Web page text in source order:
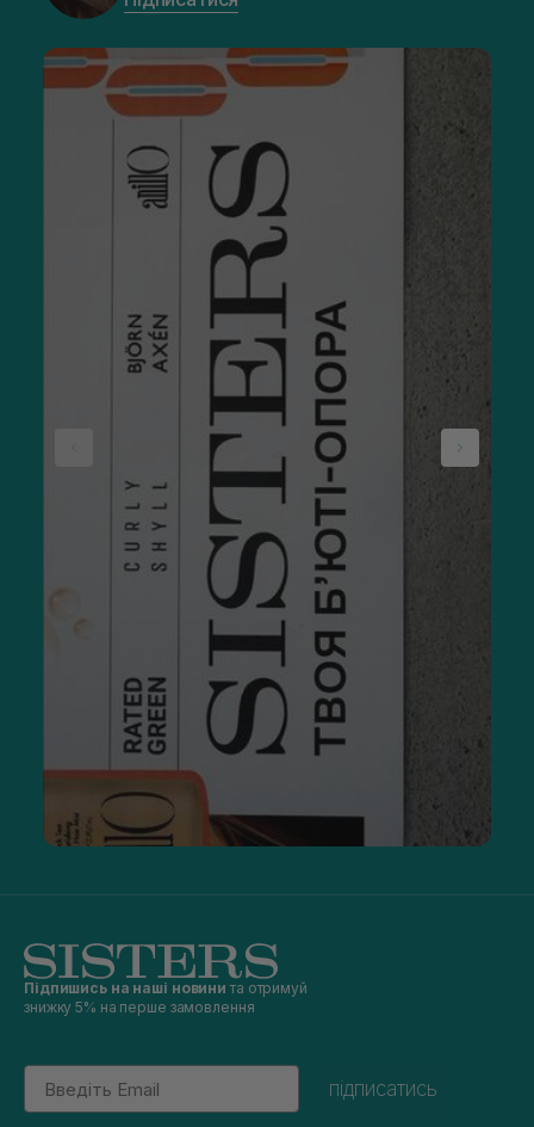
натурально і вишукано, поступово розповідає свою історію,
У складі продукції зазвичай є:
сертифіковані італійські та французькі парфумерні олії
— забезпечують бездоганне розкриття нот;
очищена основа — гарантує чисте звучання аромату
без сторонніх домішок;
Сировину для своєї продукції компанія отримує з серця
світової парфумерії — Франції (Грас) і Італії. Висока
концентрація професійних олій гарантує стійкість аромату.
Переваги парфумів від Bibliotheque
В ароматах бренду поєдналися переваги, які цінують
найвибагливіші фанати ніші. Парфуми виробника створюють
феноменально стійкий шлейф. Наприклад,
BIBLIOTHEQUE
відчувається на шкірі до 24 годин
і ще кілька днів поспіль на одязі.
Кожен аромат із колекції — це унікальна та нетривіальна
композиція, що виділяє вас із натовпу. А стильні флакони в
мінімалістичному дизайні стають справжньою окрасою
вашої полиці.
Водночас творці бренду переконані, що висока
парфумерія має виготовлятися з повагою до всього
живого. Усі товари відповідають стандартам cruelty-free і не
тестуються на тваринах.
Найкраща продукція Bibliotheque de Parfum
У колекції виробника є великий вибір ароматів, з яких легко
зібрати персональний парфумерний гардероб на будь-який
смак. Розпочати знайомство з бібліотекою варто з головних
бестселерів, які вже підкорили серця поціновувачів:
BIBLIOTHEQUE DE PARFUM I want — композиція
парфуму розкривається стійким, спокусливим
шлейфом, у якому поєдналася спіла соковита вишня з
вишуканою гірчинкою мигдалю;
BIBLIOTHEQUE DE PARFUM Memoirs of Geisha— м’який
амброво-пудровий унісекс-парфум зі шляхетним
свіжим шлейфом, що дарує відчуття гармонії.
Щоб знайти в колекції Bibliotheque парфюм, який відповідає
вашому характеру, стилю та настрою, перегляньте
— тільки вам вирішувати, якою буде ваша історія.
Підпишись на наші новини та отримуй
знижку 5% на перше замовлення
Email
підписатись